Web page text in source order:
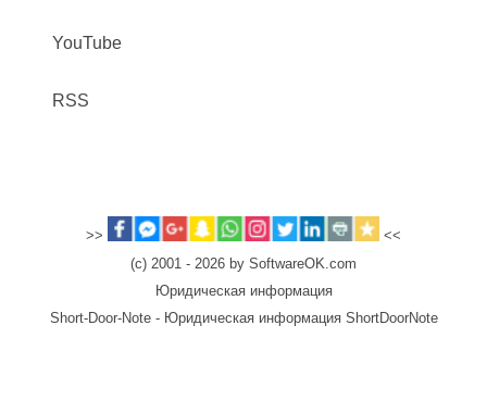
YouTube
RSS
>>
<<
(c) 2001 - 2026 by SoftwareOK.com
Юридическая информация
Short-Door-Note - Юридическая информация ShortDoorNote